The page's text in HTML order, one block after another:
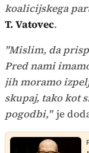
koalicijskega
T. Vatovec.
"Mislim, da
Pred nami
jih moramo
skupaj, tako kot
pogodbi," je